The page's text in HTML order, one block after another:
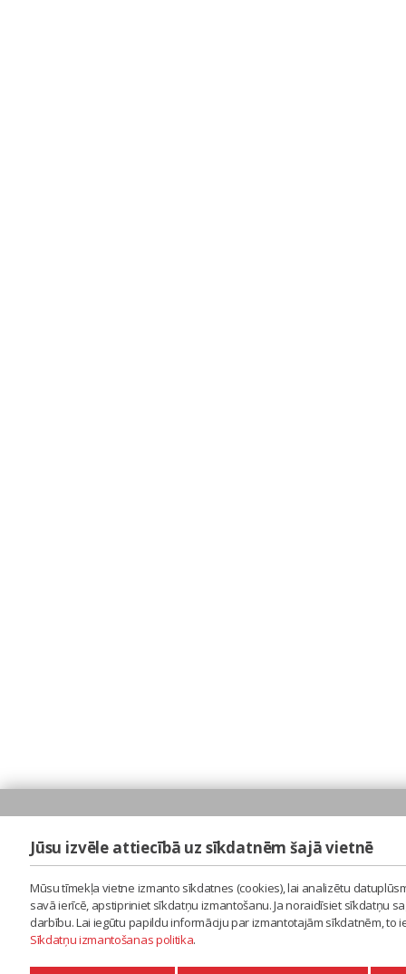
Jūsu izvēle attiecībā uz sīkdatnēm šajā vietnē
Mūsu tīmekļa vietne izmanto sīkdatnes (cookies), lai analizētu
savā ierīcē, apstipriniet sīkdatņu izmantošanu. Ja noraidīsiet sīkdatņu
darbību. Lai iegūtu papildu informāciju par izmantotajām sīkdatnēm,
Sīkdatņu izmantošanas politika.